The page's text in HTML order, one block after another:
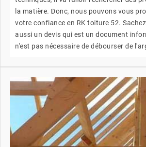
la matière. Donc, nous pouvons vous
votre confiance en RK toiture 52.
aussi un devis qui est un document
n'est pas nécessaire de débourser de